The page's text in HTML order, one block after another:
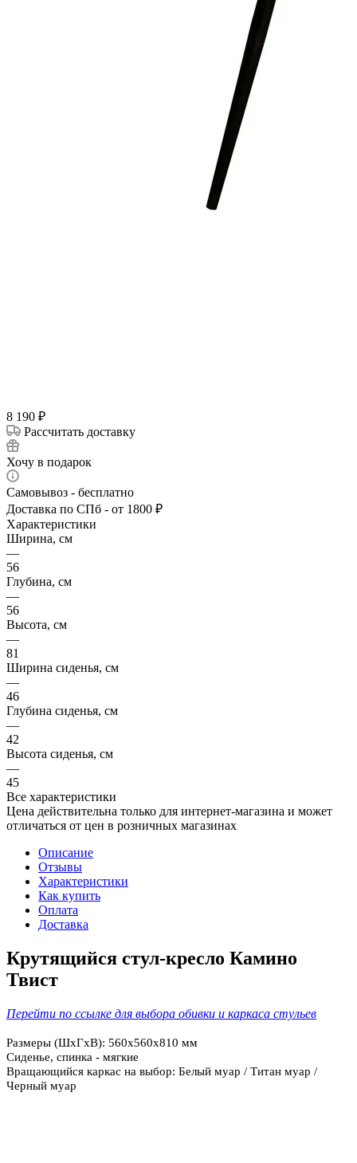
8 190 ₽
Рассчитать доставку
Хочу в подарок
Самовывоз - бесплатно
Доставка по СПб - от 1800 ₽
Характеристики
Ширина, см
—
56
Глубина, см
—
56
Высота, см
—
81
Ширина сиденья, см
—
46
Глубина сиденья, см
—
42
Высота сиденья, см
—
45
Все характеристики
Цена действительна только для интернет-магазина и может
отличаться от цен в розничных магазинах
Описание
Отзывы
Характеристики
Как купить
Оплата
Доставка
Крутящийся стул-кресло Камино
Твист
Перейти по ссылке для выбора обивки и каркаса стульев
Размеры (ШхГхВ): 560х560х810 мм
Сиденье, спинка - мягкие
Вращающийся каркас на выбор: Белый муар / Титан муар /
Черный муар